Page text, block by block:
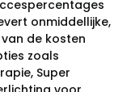
onmiddellijke,
de kosten
zoals
Super